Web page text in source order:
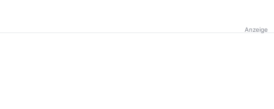
Anzeige